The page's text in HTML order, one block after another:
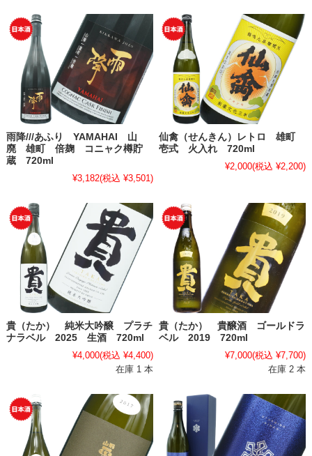
雨降///あふり YAMAHAI 山
廃 雄町 倍麹 コニャク樽貯
蔵 720ml
¥3,182(税込 ¥3,501)
仙禽（せんきん）レトロ 雄町
壱式 火入れ 720ml
¥2,000(税込 ¥2,200)
貴（たか） 純米大吟醸 プラチ
ナラベル 2025 生酒 720ml
¥4,000(税込 ¥4,400)
在庫 1 本
貴（たか） 貴醸酒 ゴールドラ
ベル 2019 720ml
¥7,000(税込 ¥7,700)
在庫 2 本